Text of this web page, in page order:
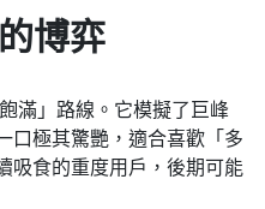
博弈
飽滿」路線。 它模擬了巨峰
口極其驚艷， 適合喜歡「多
吸食的重度用戶， 後期可能